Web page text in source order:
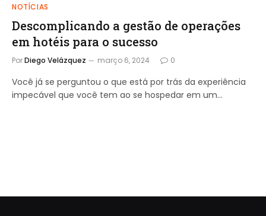
NOTÍCIAS
Descomplicando a gestão de operações
em hotéis para o sucesso
PorDiego Velázquez março 6, 2024 0
Você já se perguntou o que está por trás da experiência
impecável que você tem ao se hospedar em um…